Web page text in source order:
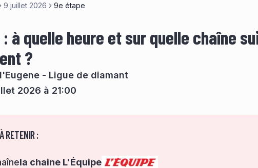
9 juillet 2026 9e étape
à quelle heure et sur quelle chaîne
?
- Ligue de diamant
2026 à 21:00
RETENIR :
la chaine L'Équipe